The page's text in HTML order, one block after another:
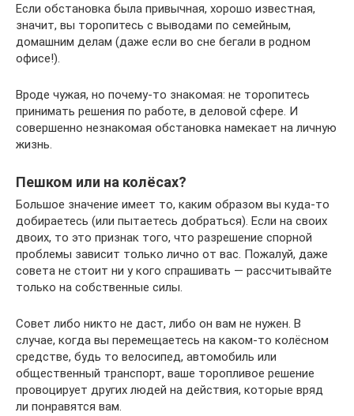
Если обстановка была привычная, хорошо известная,
значит, вы торопитесь с выводами по семейным,
домашним делам (даже если во сне бегали в родном
офисе!).
Вроде чужая, но почему-то знакомая: не торопитесь
принимать решения по работе, в деловой сфере. И
совершенно незнакомая обстановка намекает на личную
жизнь.
Пешком или на колёсах?
Большое значение имеет то, каким образом вы куда-то
добираетесь (или пытаетесь добраться). Если на своих
двоих, то это признак того, что разрешение спорной
проблемы зависит только лично от вас. Пожалуй, даже
совета не стоит ни у кого спрашивать — рассчитывайте
только на собственные силы.
Совет либо никто не даст, либо он вам не нужен. В
случае, когда вы перемещаетесь на каком-то колёсном
средстве, будь то велосипед, автомобиль или
общественный транспорт, ваше торопливое решение
провоцирует других людей на действия, которые вряд
ли понравятся вам.